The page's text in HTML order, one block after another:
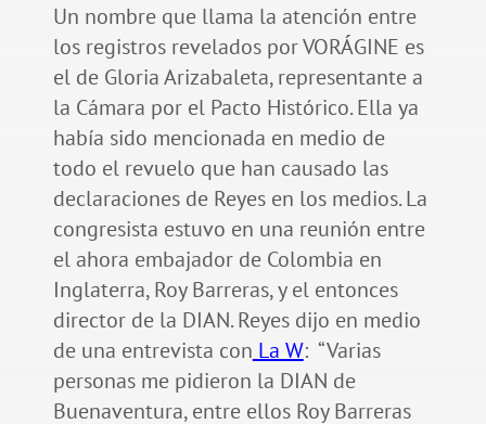
Un nombre que llama la atención entre
los registros revelados por VORÁGINE es
el de Gloria Arizabaleta, representante a
la Cámara por el Pacto Histórico. Ella ya
había sido mencionada en medio de
todo el revuelo que han causado las
declaraciones de Reyes en los medios. La
congresista estuvo en una reunión entre
el ahora embajador de Colombia en
Inglaterra, Roy Barreras, y el entonces
director de la DIAN. Reyes dijo en medio
de una entrevista con La W: “Varias
personas me pidieron la DIAN de
Buenaventura, entre ellos Roy Barreras